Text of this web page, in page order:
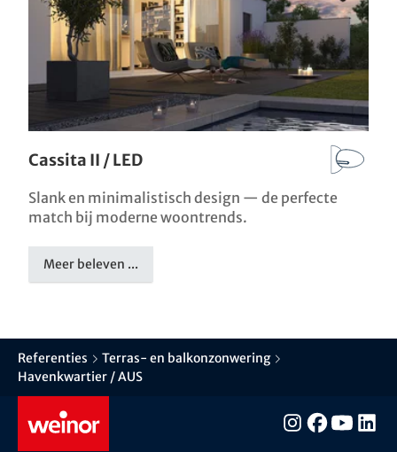
Cassita II / LED
Slank en minimalistisch design — de perfecte
match bij moderne woontrends.
Meer beleven ...
Referenties
Terras- en balkonzonwering
Havenkwartier / AUS